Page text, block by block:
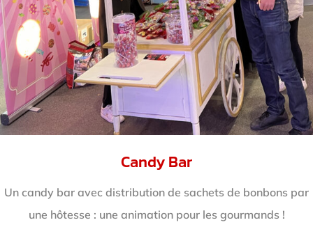
Candy Bar
Un candy bar avec distribution de sachets de bonbons par
une hôtesse : une animation pour les gourmands !